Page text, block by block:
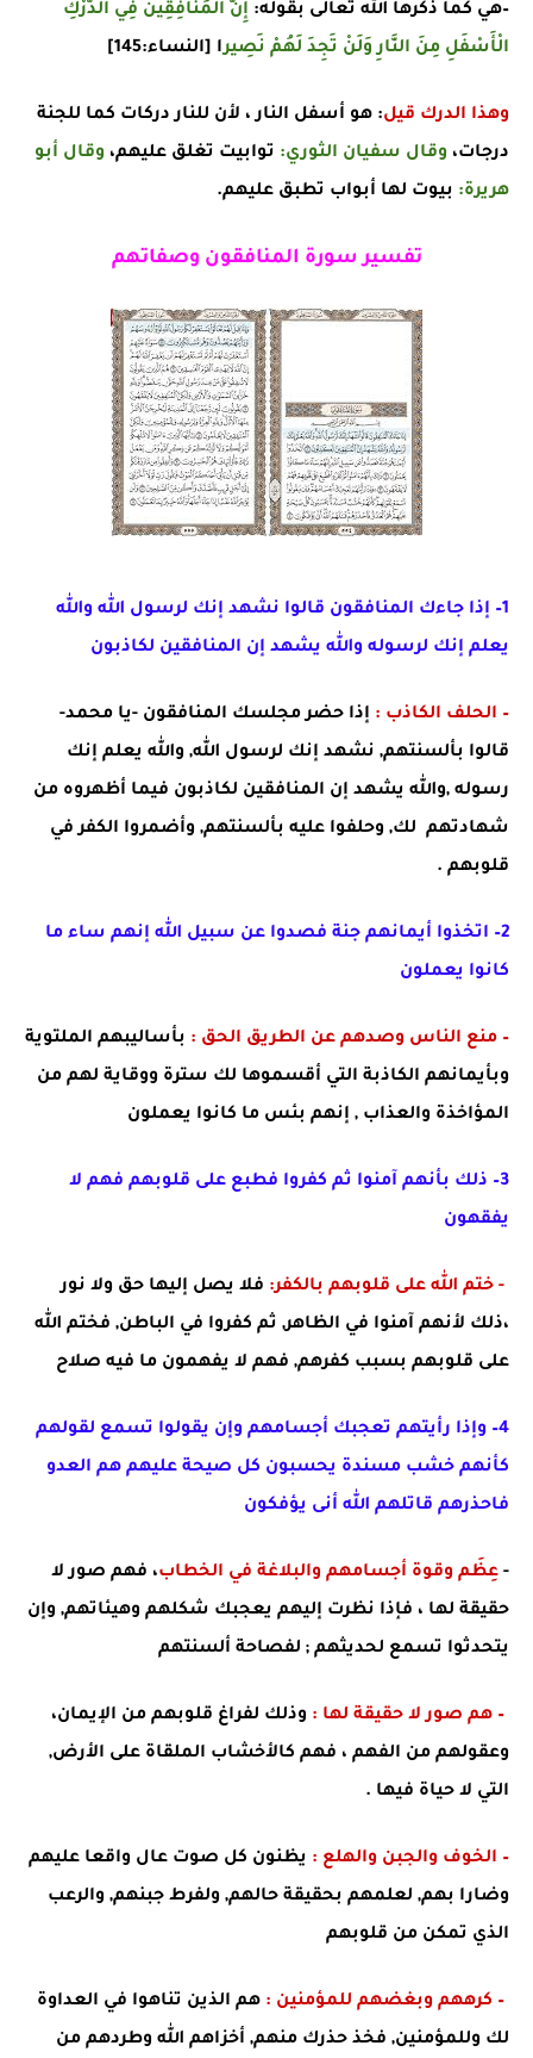
–هي كما ذكرها الله تعالى بقوله: إِنَّ الْمُنَافِقِينَ فِي الدَّرْكِ
الْأَسْفَلِ مِنَ النَّارِ وَلَنْ تَجِدَ لَهُمْ نَصِيرا [النساء:145]
وهذا الدرك قيل: هو أسفل النار ، لأن للنار دركات كما للجنة
درجات، وقال سفيان الثوري: توابيت تغلق عليهم، وقال أبو
هريرة: بيوت لها أبواب تطبق عليهم.
تفسير سورة المنافقون وصفاتهم
1– إذا جاءك المنافقون قالوا نشهد إنك لرسول الله والله
يعلم إنك لرسوله والله يشهد إن المنافقين لكاذبون
– الحلف الكاذب : إذا حضر مجلسك المنافقون -يا محمد-
قالوا بألسنتهم, نشهد إنك لرسول الله, والله يعلم إنك
رسوله ,والله يشهد إن المنافقين لكاذبون فيما أظهروه من
شهادتهم لك, وحلفوا عليه بألسنتهم, وأضمروا الكفر في
قلوبهم .
2– اتخذوا أيمانهم جنة فصدوا عن سبيل الله إنهم ساء ما
كانوا يعملون
– منع الناس وصدهم عن الطريق الحق : بأساليبهم الملتوية
وبأيمانهم الكاذبة التي أقسموها لك سترة ووقاية لهم من
المؤاخذة والعذاب , إنهم بئس ما كانوا يعملون
3– ذلك بأنهم آمنوا ثم كفروا فطبع على قلوبهم فهم لا
يفقهون
- ختم الله على قلوبهم بالكفر: فلا يصل إليها حق ولا نور
،ذلك لأنهم آمنوا في الظاهر, ثم كفروا في الباطن, فختم الله
على قلوبهم بسبب كفرهم, فهم لا يفهمون ما فيه صلاح
4– وإذا رأيتهم تعجبك أجسامهم وإن يقولوا تسمع لقولهم
كأنهم خشب مسندة يحسبون كل صيحة عليهم هم العدو
فاحذرهم قاتلهم الله أنى يؤفكون
- عِظَم وقوة أجسامهم والبلاغة في الخطاب، فهم صور لا
حقيقة لها ، فإذا نظرت إليهم يعجبك شكلهم وهيئاتهم, وإن
يتحدثوا تسمع لحديثهم ; لفصاحة ألسنتهم
– هم صور لا حقيقة لها : وذلك لفراغ قلوبهم من الإيمان،
وعقولهم من الفهم ، فهم كالأخشاب الملقاة على الأرض,
التي لا حياة فيها .
– الخوف والجبن والهلع : يظنون كل صوت عال واقعا عليهم
وضارا بهم, لعلمهم بحقيقة حالهم, ولفرط جبنهم, والرعب
الذي تمكن من قلوبهم
– كرههم وبغضهم للمؤمنين : هم الذين تناهوا في العداوة
لك وللمؤمنين, فخذ حذرك منهم, أخزاهم الله وطردهم من